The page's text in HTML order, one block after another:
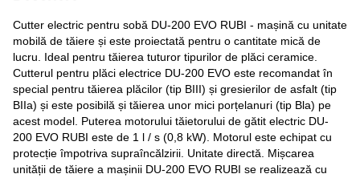
Cutter electric pentru sobă DU-200 EVO RUBI - mașină cu unitate
mobilă de tăiere și este proiectată pentru o cantitate mică de
lucru. Ideal pentru tăierea tuturor tipurilor de plăci ceramice.
Cutterul pentru plăci electrice DU-200 EVO este recomandat în
special pentru tăierea plăcilor (tip BIII) și gresierilor de asfalt (tip
BIIa) și este posibilă și tăierea unor mici porțelanuri (tip Bla) pe
acest model. Puterea motorului tăietorului de gătit electric DU-
200 EVO RUBI este de 1 l / s (0,8 kW). Motorul este echipat cu
protecție împotriva supraîncălzirii. Unitate directă. Mișcarea
unității de tăiere a mașinii DU-200 EVO RUBI se realizează cu